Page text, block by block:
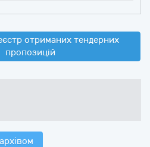
отриманих тендерних
пропозицій